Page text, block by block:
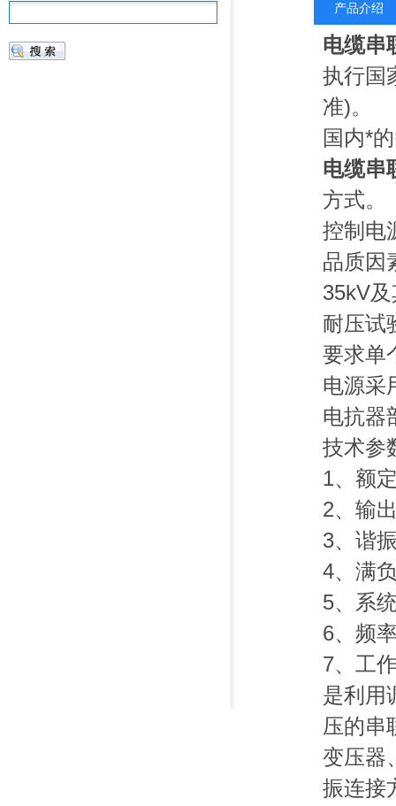
产品介绍
电缆串
执行国
准)。
国内*
电缆串
方式。
控制电
品质因
35kV
耐压试
要求单
电源采
电抗器
技术参
1、额
2、输
3、谐
4、满
5、系
6、频
7、工
是利用
压的串
变压器
振连接